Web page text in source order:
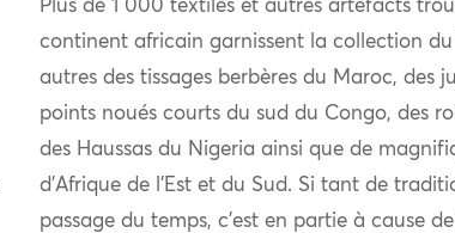
Plus de 1 000 textiles et autres artefacts
continent africain garnissent la collection
autres des tissages berbères du Maroc, des
points noués courts du sud du Congo, des
des Haussas du Nigeria ainsi que de
d’Afrique de l’Est et du Sud. Si tant de
passage du temps, c’est en partie à cause